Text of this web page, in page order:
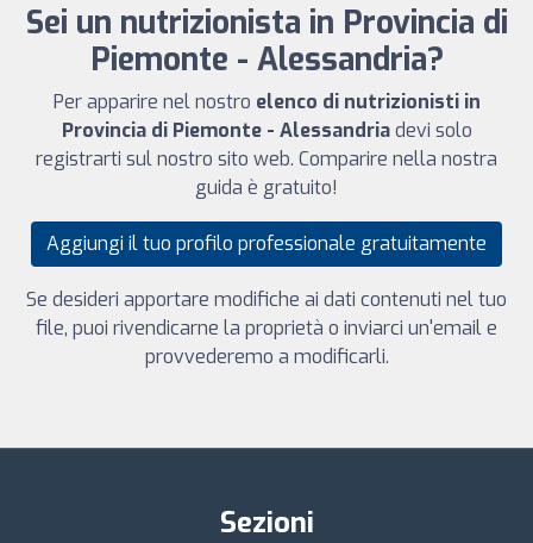
Sei un nutrizionista in Provincia di
Piemonte - Alessandria?
Per apparire nel nostro elenco di nutrizionisti in
Provincia di Piemonte - Alessandriadevi solo
registrarti sul nostro sito web. Comparire nella nostra
guida è gratuito!
Aggiungi il tuo profilo professionale gratuitamente
Se desideri apportare modifiche ai dati contenuti nel tuo
file, puoi rivendicarne la proprietà o inviarci un'email e
provvederemo a modificarli.
Sezioni